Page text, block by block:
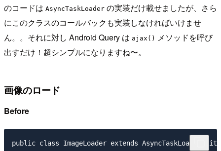
のコードは AsyncTaskLoader の実装だけ載せましたが、さら
にこのクラスのコールバックも実装しなければいけませ
ん。。それに対し Android Query は ajax() メソッドを呼び
出すだけ！超シンプルになりますね〜。
画像のロード
Before
public class ImageLoader extends